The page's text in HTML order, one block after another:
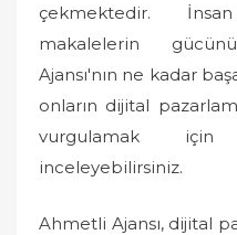
çekmektedir.
makalelerin
Ajansı'nın ne kadar
onların dijital
vurgulamak için
inceleyebilirsiniz.
Ahmetli Ajansı, dijital